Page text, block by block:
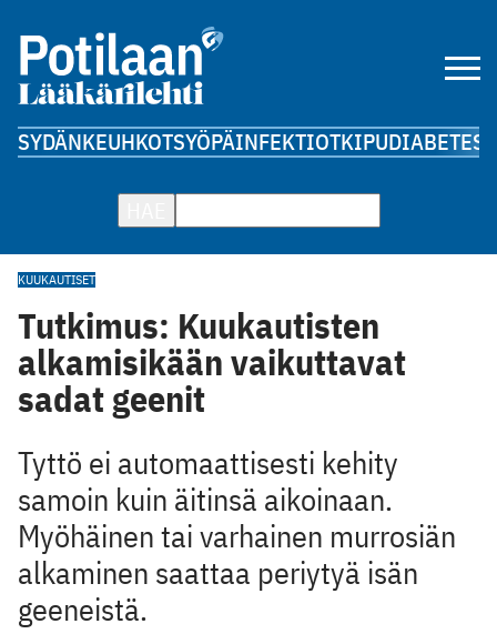
SYDÄNKEUHKOTSYÖPÄINFEKTIOTKIPUDIABETES
KUUKAUTISET
Tutkimus: Kuukautisten
alkamisikään vaikuttavat
sadat geenit
Tyttö ei automaattisesti kehity
samoin kuin äitinsä aikoinaan.
Myöhäinen tai varhainen murrosiän
alkaminen saattaa periytyä isän
geeneistä.